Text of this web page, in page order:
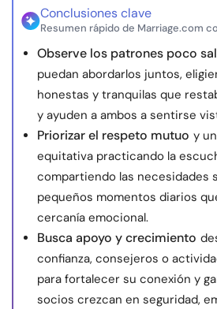
© Copyright 2026. Todos los
Conclusiones clave
Resumen rápido de Marriage.com
Observe los patrones poco
puedan abordarlos juntos,
honestas y tranquilas que
y ayuden a ambos a sentirse
Priorizar el respeto mutuo y
equitativa practicando la
compartiendo las necesidades
pequeños momentos diarios
cercanía emocional.
Busca apoyo y crecimiento
confianza, consejeros o
para fortalecer su conexión y
socios crezcan en seguridad,